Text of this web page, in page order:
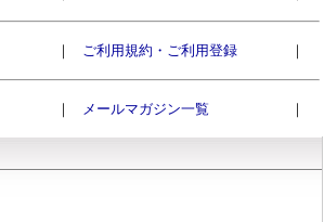
｜ ご利用規約・ご利用登録 ｜
｜ メールマガジン一覧 ｜